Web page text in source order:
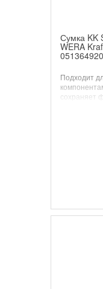
Сумка KK
WERA
Подходит
сохраняет
Xорошая